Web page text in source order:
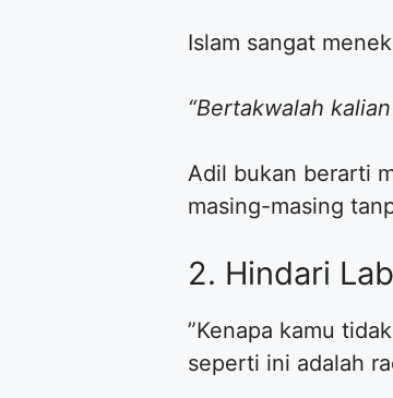
​Islam sangat
“Bertakwalah
Adil bukan berarti
masing-masing
​2. Hindari
​”Kenapa kamu
seperti ini adalah